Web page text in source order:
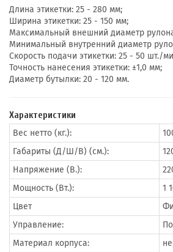
Длина этикетки: 25 - 280 мм;
Ширина этикетки: 25 - 150 мм;
Максимальный внешний диаметр
Минимальный внутренний диаметр
Скорость подачи этикетки: 25 - 50 шт./
Точность нанесения этикетки: ±1,0 мм;
Диаметр бутылки: 20 - 120 мм.
Характеристики
Вес нетто (кг.):
Габариты (Д/Ш/В) (см.):
Напряжение (В.):
Мощность (Вт.):
1
Цвет
Управление:
Материал корпуса: